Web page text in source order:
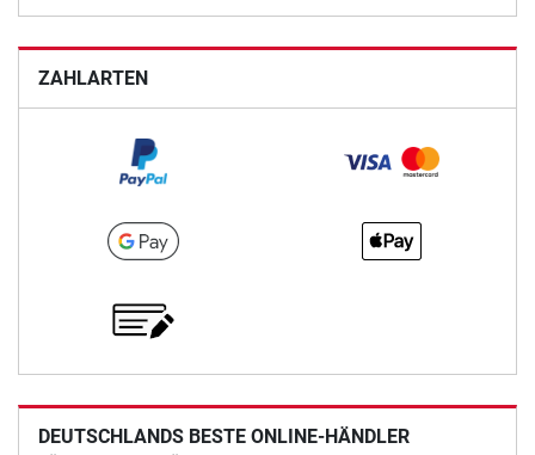
ZAHLARTEN
DEUTSCHLANDS BESTE ONLINE-HÄNDLER